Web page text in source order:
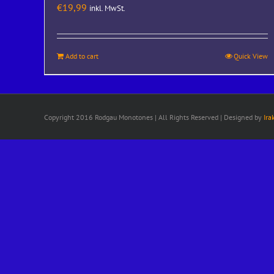
€19,99 inkl. MwSt.
Add to cart Quick View
Copyright 2016 Rodgau Monotones | All Rights Reserved | Designed by